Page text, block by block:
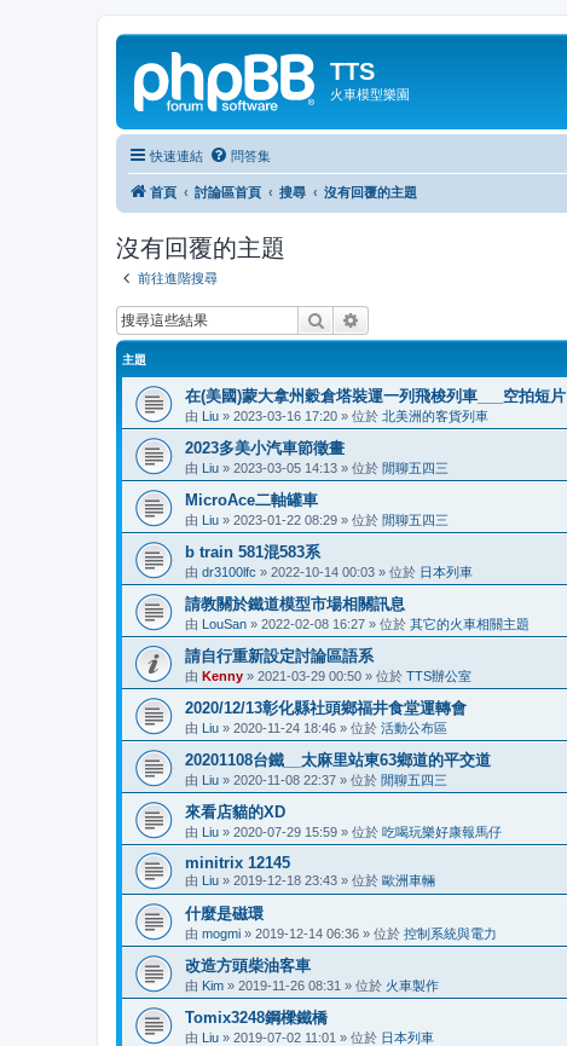
TTS
火車模型樂園
快速連結 問答集
首頁 討論區首頁 搜尋 沒有回覆的主題
沒有回覆的主題
前往進階搜尋
搜尋
主題
在(美國)蒙大拿州穀倉塔裝運一列飛梭列車___空拍短片
由 Liu » 2023-03-16 17:20 » 位於 北美洲的客貨列車
2023多美小汽車節徵畫
由 Liu » 2023-03-05 14:13 » 位於 閒聊五四三
MicroAce二軸罐車
由 Liu » 2023-01-22 08:29 » 位於 閒聊五四三
b train 581混583系
由 dr3100lfc » 2022-10-14 00:03 » 位於 日本列車
請教關於鐵道模型市場相關訊息
由 LouSan » 2022-02-08 16:27 » 位於 其它的火車相關主題
請自行重新設定討論區語系
由 Kenny » 2021-03-29 00:50 » 位於 TTS辦公室
2020/12/13彰化縣社頭鄉福井食堂運轉會
由 Liu » 2020-11-24 18:46 » 位於 活動公布區
20201108台鐵__太麻里站東63鄉道的平交道
由 Liu » 2020-11-08 22:37 » 位於 閒聊五四三
來看店貓的XD
由 Liu » 2020-07-29 15:59 » 位於 吃喝玩樂好康報馬仔
minitrix 12145
由 Liu » 2019-12-18 23:43 » 位於 歐洲車輛
什麼是磁環
由 mogmi » 2019-12-14 06:36 » 位於 控制系統與電力
改造方頭柴油客車
由 Kim » 2019-11-26 08:31 » 位於 火車製作
Tomix3248鋼樑鐵橋
由 Liu » 2019-07-02 11:01 » 位於 日本列車